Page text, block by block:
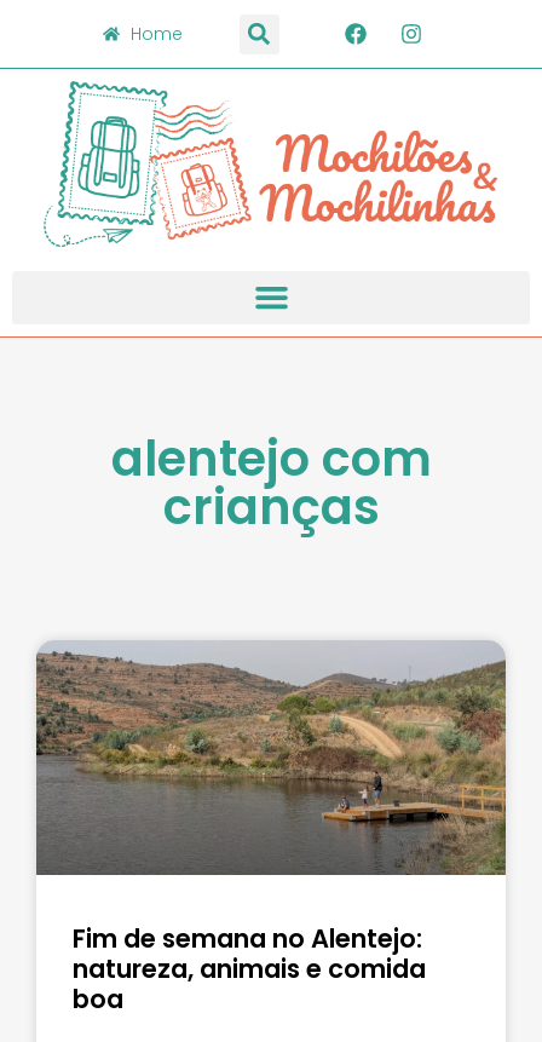
Home
alentejo com
crianças
Fim de semana no Alentejo:
natureza, animais e comida
boa